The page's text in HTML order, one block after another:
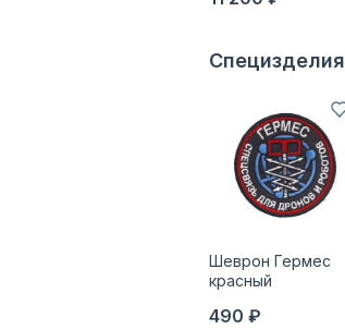
Специзделия
Шеврон Гермес
красный
490 ₽